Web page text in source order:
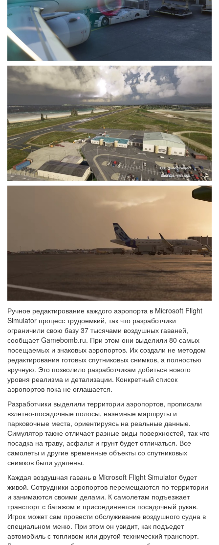
Ручное редактирование каждого аэропорта в Microsoft Flight
Simulator процесс трудоемкий, так что разработчики
ограничили свою базу 37 тысячами воздушных гаваней,
сообщает Gamebomb.ru. При этом они выделили 80 самых
посещаемых и знаковых аэропортов. Их создали не методом
редактирования готовых спутниковых снимков, а полностью
вручную. Это позволило разработчикам добиться нового
уровня реализма и детализации. Конкретный список
аэропортов пока не оглашается.
Разработчики выделили территории аэропортов, прописали
взлетно-посадочные полосы, наземные маршруты и
парковочные места, ориентируясь на реальные данные.
Симулятор также отличает разные виды поверхностей, так что
посадка на траву, асфальт и грунт будет отличаться. Все
самолеты и другие временные объекты со спутниковых
снимков были удалены.
Каждая воздушная гавань в Microsoft Flight Simulator будет
живой. Сотрудники аэропортов перемещаются по территории
и занимаются своими делами. К самолетам подъезжает
транспорт с багажом и присоединяется посадочный рукав.
Игрок может сам провести обслуживание воздушного судна в
специальном меню. При этом он увидит, как подъедет
автомобиль с топливом или другой технический транспорт.